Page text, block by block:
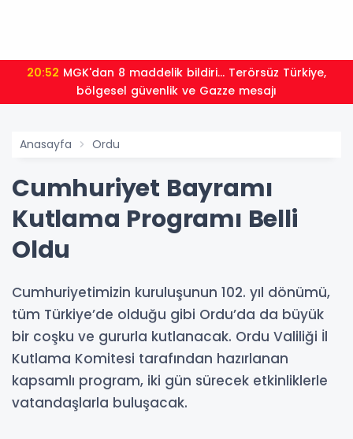
20:52
bölgesel güvenlik ve Gazze mesajı
Anasayfa Ordu
Cumhuriyet Bayramı
Kutlama Programı Belli
Oldu
Cumhuriyetimizin kuruluşunun 102. yıl dönümü,
tüm Türkiye’de olduğu gibi Ordu’da da büyük
bir coşku ve gururla kutlanacak. Ordu Valiliği İl
Kutlama Komitesi tarafından hazırlanan
kapsamlı program, iki gün sürecek etkinliklerle
vatandaşlarla buluşacak.